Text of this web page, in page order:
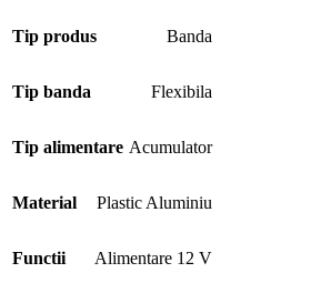
– flux luminos (mediu) 1250 lm;
– consum redus – tehnologie LED;
– dimensiuni 6X12 mm
Acest furtun are un consum mediu de
Tip produs Banda
Tip banda Flexibila
Tip alimentare Acumulator
Material Plastic Aluminiu
Functii Alimentare 12 V